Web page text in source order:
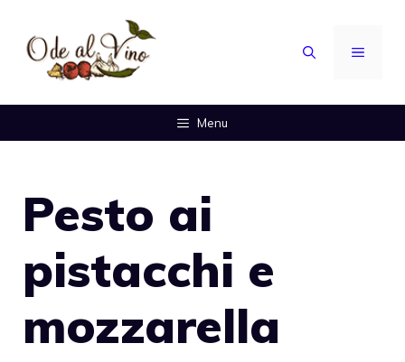
contenuto
MENU
Menu
Pesto ai
pistacchi e
mozzarella